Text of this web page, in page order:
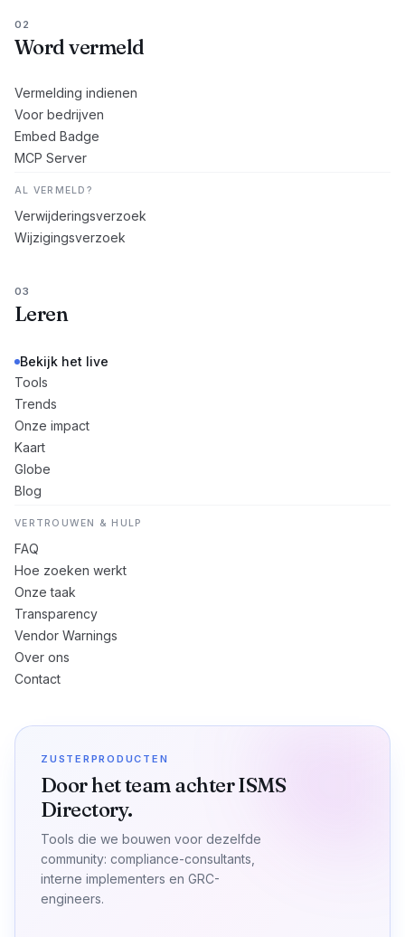
02
Word vermeld
Vermelding indienen
Voor bedrijven
Embed Badge
MCP Server
AL VERMELD?
Verwijderingsverzoek
Wijzigingsverzoek
03
Leren
Bekijk het live
Tools
Trends
Onze impact
Kaart
Globe
Blog
VERTROUWEN & HULP
FAQ
Hoe zoeken werkt
Onze taak
Transparency
Vendor Warnings
Over ons
Contact
ZUSTERPRODUCTEN
Door het team achter ISMS
Directory.
Tools die we bouwen voor dezelfde
community: compliance-consultants,
interne implementers en GRC-
engineers.